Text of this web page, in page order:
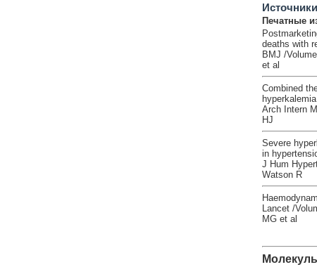
Источники
Печатные
deaths with
BMJ /
et al
Combined
hyperkalemia
Arch Intern
HJ
Severe
in
J Hum
Watson R
Lancet /
MG et al